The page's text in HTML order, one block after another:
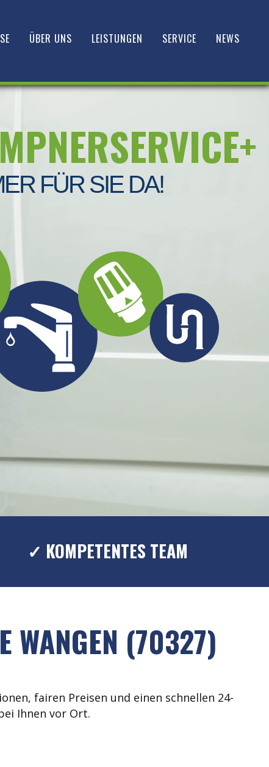
ÜBER UNS LEISTUNGEN SERVICE NEWS
FÜR SIE DA!
✓ KOMPETENTES TEAM
WANGEN (70327)
fairen Preisen und einen schnellen 24-
Ihnen vor Ort.